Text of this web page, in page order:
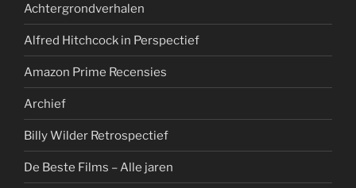
Achtergrondverhalen
Alfred Hitchcock in Perspectief
Amazon Prime Recensies
Archief
Billy Wilder Retrospectief
De Beste Films – Alle jaren